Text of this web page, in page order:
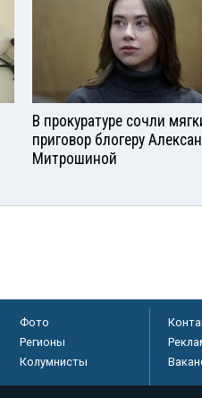
В прокуратуре сочли
приговор блогеру
Митрошиной
Фото
Регионы
Колумнисты